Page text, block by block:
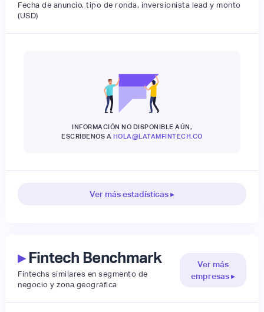
Fecha de anuncio, tipo de ronda, inversionista lead y monto
(USD)
INFORMACIÓN NO DISPONIBLE AÚN,
ESCRÍBENOS A HOLA@LATAMFINTECH.CO
Ver más estadísticas ▸
▸Fintech Benchmark
Fintechs similares en segmento de
negocio y zona geográfica
Ver más
empresas ▸